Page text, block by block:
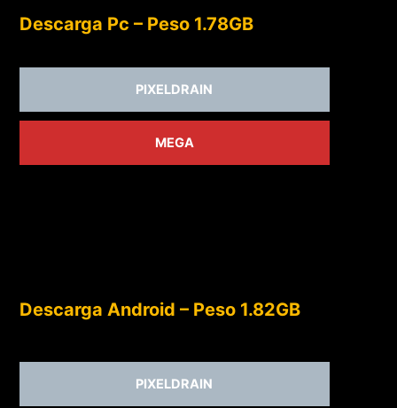
Descarga Pc – Peso 1.78GB
PIXELDRAIN
MEGA
Descarga Android – Peso 1.82GB
PIXELDRAIN